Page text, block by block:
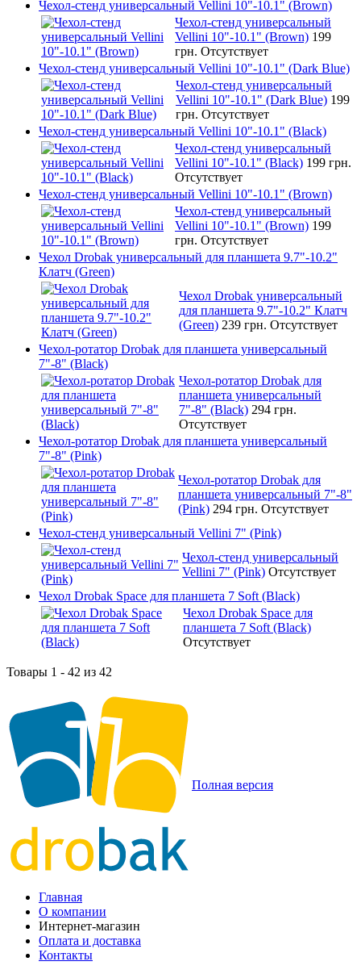
Чехол-стенд универсальный Vellini 10"-10.1" (Brown)
Чехол-стенд универсальный
Vellini 10"-10.1" (Brown) 199
грн. Отсутствует
Чехол-стенд универсальный Vellini 10"-10.1" (Dark Blue)
Чехол-стенд универсальный
Vellini 10"-10.1" (Dark Blue) 199
грн. Отсутствует
Чехол-стенд универсальный Vellini 10"-10.1" (Black)
Чехол-стенд универсальный
Vellini 10"-10.1" (Black) 199 грн.
Отсутствует
Чехол-стенд универсальный Vellini 10"-10.1" (Brown)
Чехол-стенд универсальный
Vellini 10"-10.1" (Brown) 199
грн. Отсутствует
Чехол Drobak универсальный для планшета 9.7"-10.2"
Клатч (Green)
Чехол Drobak универсальный
для планшета 9.7"-10.2" Клатч
(Green) 239 грн. Отсутствует
Чехол-ротатор Drobak для планшета универсальный
7"-8" (Black)
Чехол-ротатор Drobak для
планшета универсальный
7"-8" (Black) 294 грн.
Отсутствует
Чехол-ротатор Drobak для планшета универсальный
7"-8" (Pink)
Чехол-ротатор Drobak для
планшета универсальный 7"-8"
(Pink) 294 грн. Отсутствует
Чехол-стенд универсальный Vellini 7" (Pink)
Чехол-стенд универсальный
Vellini 7" (Pink) Отсутствует
Чехол Drobak Space для планшета 7 Soft (Black)
Чехол Drobak Space для
планшета 7 Soft (Black)
Отсутствует
Товары 1 - 42 из 42
Полная версия
Главная
О компании
Интернет-магазин
Оплата и доставка
Контакты